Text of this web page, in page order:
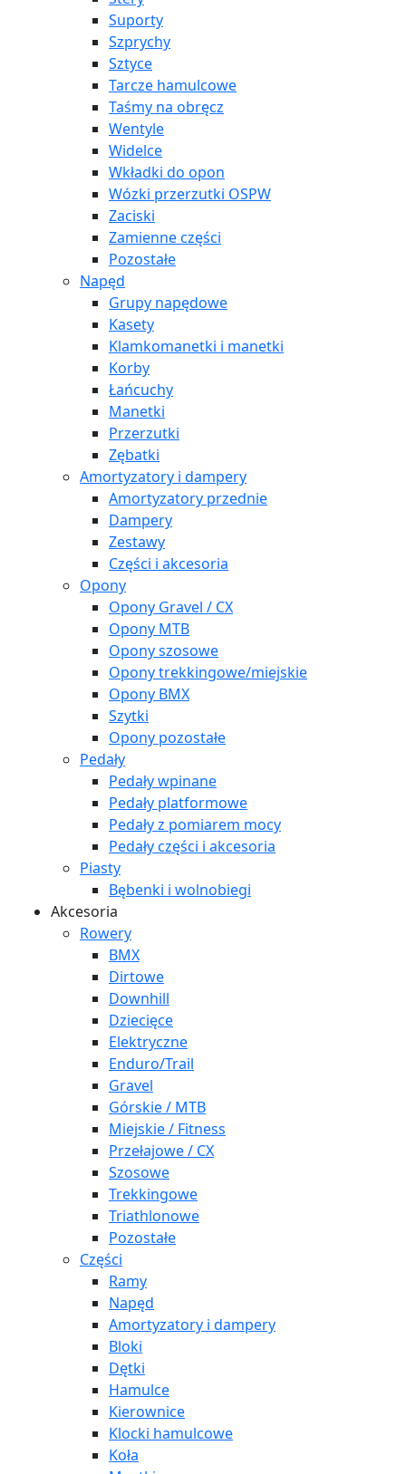
Suporty
Szprychy
Sztyce
Tarcze hamulcowe
Taśmy na obręcz
Wentyle
Widelce
Wkładki do opon
Wózki przerzutki OSPW
Zaciski
Zamienne części
Pozostałe
Napęd
Grupy napędowe
Kasety
Klamkomanetki i manetki
Korby
Łańcuchy
Manetki
Przerzutki
Zębatki
Amortyzatory i dampery
Amortyzatory przednie
Dampery
Zestawy
Części i akcesoria
Opony
Opony Gravel / CX
Opony MTB
Opony szosowe
Opony trekkingowe/miejskie
Opony BMX
Szytki
Opony pozostałe
Pedały
Pedały wpinane
Pedały platformowe
Pedały z pomiarem mocy
Pedały części i akcesoria
Piasty
Bębenki i wolnobiegi
Akcesoria
Rowery
BMX
Dirtowe
Downhill
Dziecięce
Elektryczne
Enduro/Trail
Gravel
Górskie / MTB
Miejskie / Fitness
Przełajowe / CX
Szosowe
Trekkingowe
Triathlonowe
Pozostałe
Części
Ramy
Napęd
Amortyzatory i dampery
Bloki
Dętki
Hamulce
Kierownice
Klocki hamulcowe
Koła